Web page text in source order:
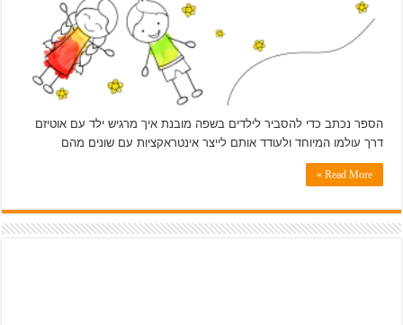
הספר נכתב כדי להסביר לילדים בשפה מובנת איך מרגיש ילד עם אוטיזם
דרך עולמו המיוחד ולעודד אותם לייצר אינטראקציות עם שונים מהם
Read More »